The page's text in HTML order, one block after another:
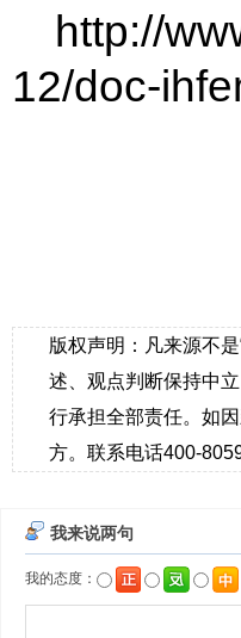
http://
12/doc-
版权声明：凡来源不
述、观点判断保持中
行承担全部责任。如
方。联系电话400-